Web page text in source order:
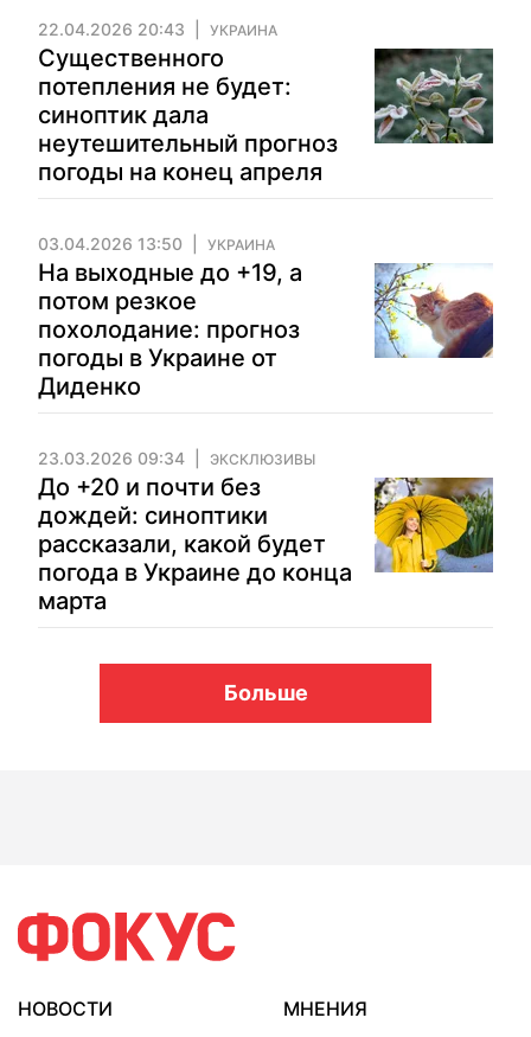
22.04.2026 20:43 УКРАИНА
Существенного
потепления не будет:
синоптик дала
неутешительный прогноз
погоды на конец апреля
03.04.2026 13:50 УКРАИНА
На выходные до +19, а
потом резкое
похолодание: прогноз
погоды в Украине от
Диденко
23.03.2026 09:34 ЭКСКЛЮЗИВЫ
До +20 и почти без
дождей: синоптики
рассказали, какой будет
погода в Украине до конца
марта
Больше
НОВОСТИ
МНЕНИЯ